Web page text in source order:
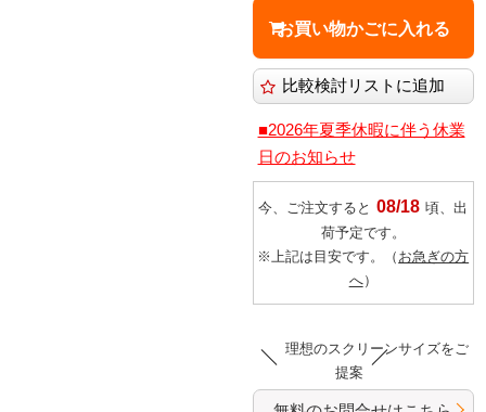
■2026年夏季休暇に伴う休業
日のお知らせ
今、ご注文すると 08/18 頃、出
荷予定です。
※上記は目安です。（ お急ぎの方
へ）
理想のスクリーンサイズをご
提案